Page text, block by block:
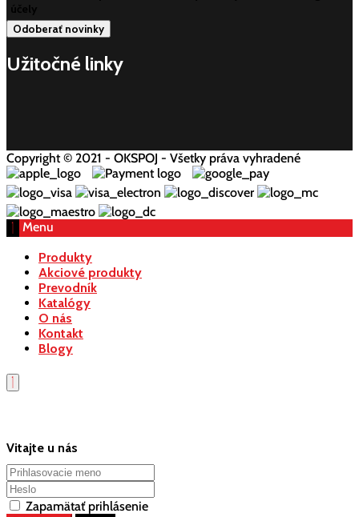
účely
Užitočné linky
Copyright © 2021 - OKSPOJ - Všetky práva vyhradené
Menu
Produkty
Akciové produkty
Prevodník
Katalógy
O nás
Kontakt
Blogy
Vitajte u nás
Zapamätať prihlásenie